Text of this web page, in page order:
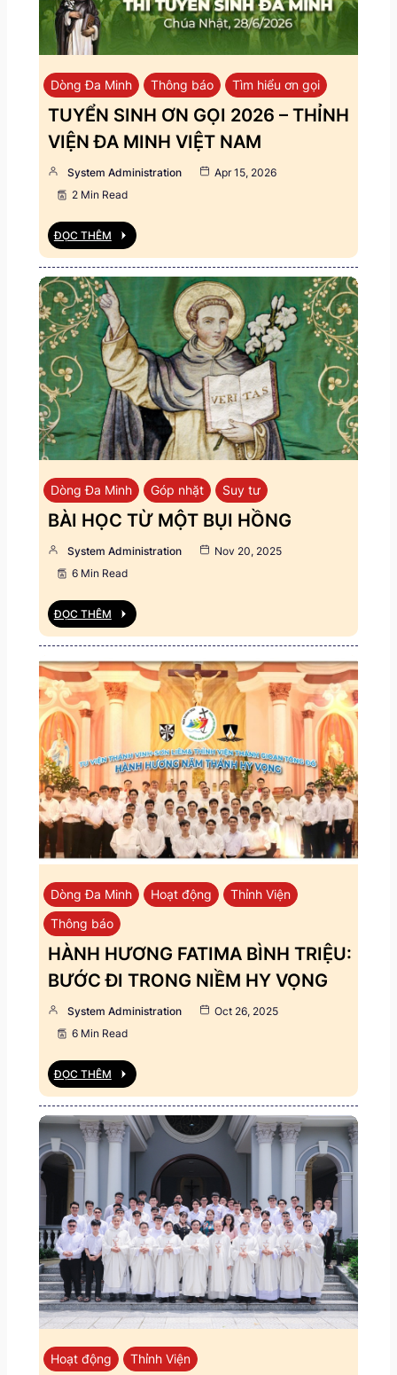
Dòng Đa Minh Thông báo Tìm hiểu ơn gọi
TUYỂN SINH ƠN GỌI 2026 – THỈNH
VIỆN ĐA MINH VIỆT NAM
System Administration
Apr 15, 2026
2 Min Read
ĐỌC THÊM
Dòng Đa Minh Góp nhặt Suy tư
BÀI HỌC TỪ MỘT BỤI HỒNG
System Administration
Nov 20, 2025
6 Min Read
ĐỌC THÊM
Dòng Đa Minh Hoạt động
Thỉnh Viện
Thông báo
HÀNH HƯƠNG FATIMA BÌNH TRIỆU:
BƯỚC ĐI TRONG NIỀM HY VỌNG
System Administration
Oct 26, 2025
6 Min Read
ĐỌC THÊM
Hoạt động Thỉnh Viện